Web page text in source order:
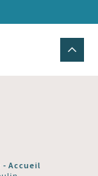
Accueil